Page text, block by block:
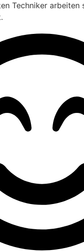
Techniker arbeiten